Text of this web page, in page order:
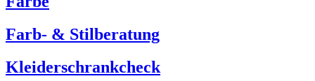
Farb- & Stilberatung
Kleiderschrankcheck